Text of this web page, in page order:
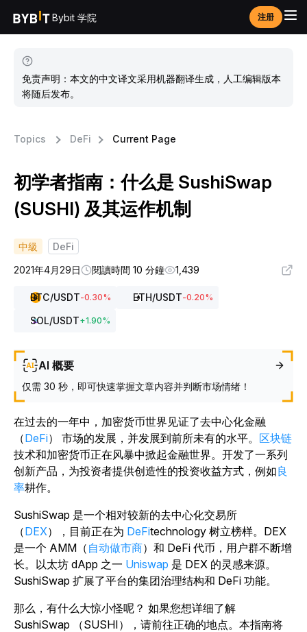
Bybit 学院 注册
免责声明：本文的中文译文采用机器翻译生成，人工编辑版本
将随后发布。
Topics DeFi Current Page
初学者指南：什么是 SushiSwap
(SUSHI) 及其运作机制
中級
DeFi
2021年4月29日
閱讀時間 10 分鐘 1,439
BTC/USDT-0.30% ETH/USDT-0.20%
SOL/USDT+1.90%
AI 概要
仅需 30 秒，即可快速掌握文章内容并判断市场情绪！
在过去的一年中，加密货币世界见证了去中心化金融
（DeFi） 市场的发展，并发展到前所未有的水平。 区块链
技术和加密货币正在风暴中掀起金融世界。开发了一系列
创新产品，为投资者提供创造性的投资收益方式，例如良
率耕作。
SushiSwap 是一个相对较新的去中心化交易所
（DEX），目前正在为 DeFitechnology 树立榜样。DEX
是一个 AMM（ 自动做市商）和 DeFi 代币，用户群不断增
长。以太坊 dApp 之一 Uniswap 是 DEX 的灵感来源。
SushiSwap 扩展了平台的集团治理结构和 DeFi 功能。
那么，有什么大惊小怪呢？ 如果您想详细了解
SushiSwap （SUSHI），请前往正确的地点。本指南将